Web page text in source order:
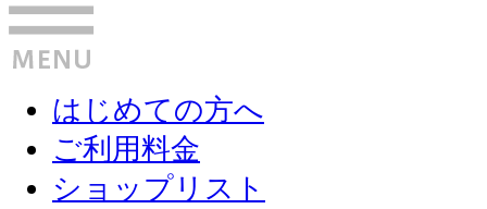
はじめての方へ
ご利用料金
ショップリスト